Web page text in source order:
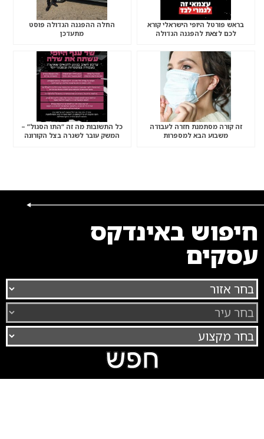
בראש פורטל היופי הישראלי קורא
לכם לצאת להפגנה הגדולה
החלה ההפגנה הגדולה פוסט
מתעדכן
זה קורה מסתמנת חזרה לעבודה
משבוע הבא למספרות
כל התשובות מה זה “התו הסגול” –
המשק עובר לשגרה בצל הקורונה
חיפוש באינדקס
עסקים